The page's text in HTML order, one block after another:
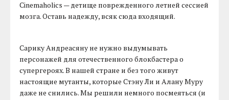
Cinemaholics — детище поврежденного летней сессией
мозга. Оставь надежду, всяк сюда входящий.
Сарику Андреасяну не нужно выдумывать
персонажей для отечественного блокбастера о
супергероях. В нашей стране и без того живут
настоящие мутанты, которые Стэну Ли и Алану Муру
даже не снились. Мы решили немного посмеяться (и